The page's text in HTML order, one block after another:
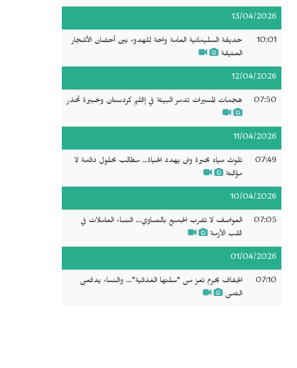
13/04/2026
10:01
حديقة السليمانية العامة واحة للهدوء بين أحضان الأشجار
العتيقة
12/04/2026
07:50 هجمات المسيرات تدمر البيئة في إقليم كردستان وخبيرة تحذر
11/04/2026
07:49
تلوث مياه بحيرة وان يهدد الحياة... مطالب بحلول دائمة لا
مؤقتة
10/04/2026
07:05
العواصف لا تضرب الجميع بالتساوي... النساء العاملات في
قلب الأزمة
01/04/2026
07:10
الجفاف يحرم تعز من "سلتها الغذائية"… والنساء يدفعن
الثمن